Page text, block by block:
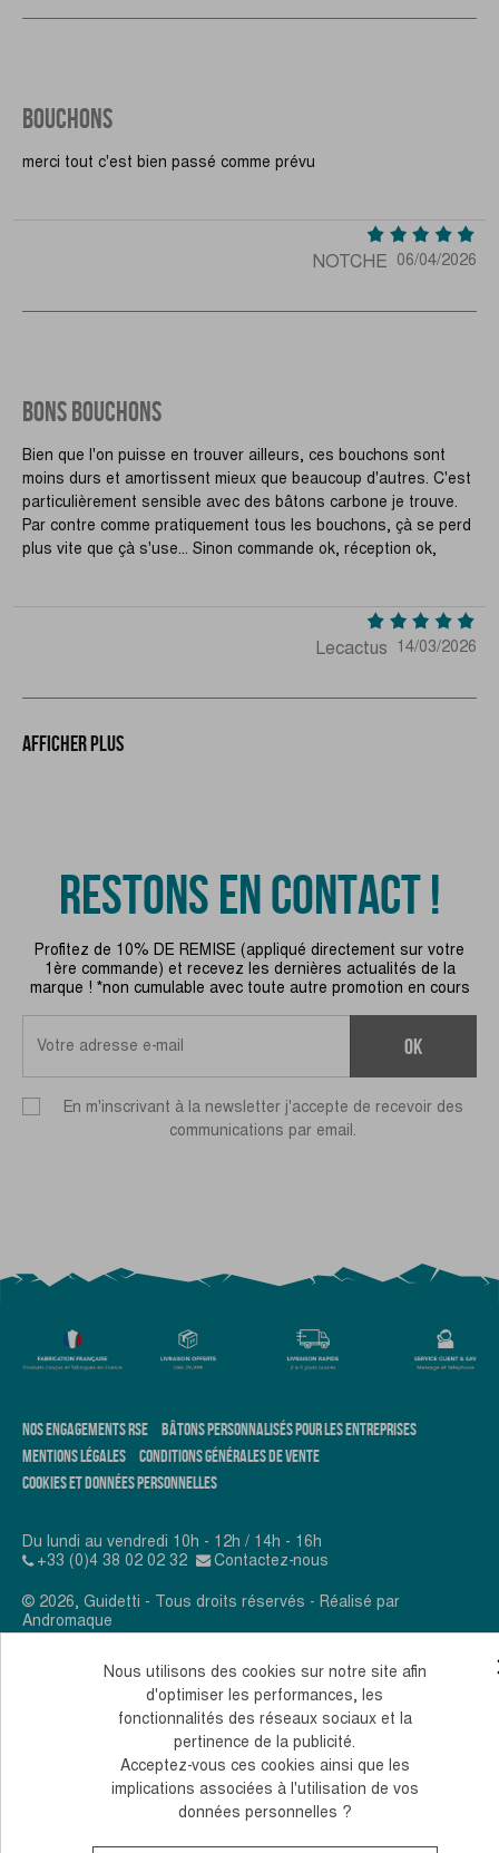
BOUCHONS
merci tout c'est bien passé comme prévu
NOTCHE 06/04/2026
BONS BOUCHONS
Bien que l'on puisse en trouver ailleurs, ces bouchons sont
moins durs et amortissent mieux que beaucoup d'autres. C'est
particulièrement sensible avec des bâtons carbone je trouve.
Par contre comme pratiquement tous les bouchons, çà se perd
plus vite que çà s'use... Sinon commande ok, réception ok,
Lecactus 14/03/2026
Afficher plus
RESTONS EN CONTACT !
Profitez de 10% DE REMISE (appliqué directement sur votre
1ère commande) et recevez les dernières actualités de la
marque ! *non cumulable avec toute autre promotion en cours
ok
En m'inscrivant à la newsletter j'accepte de recevoir des
communications par email.
NOS ENGAGEMENTS RSE
BÂTONS PERSONNALISÉS POUR LES ENTREPRISES
MENTIONS LÉGALES
CONDITIONS GÉNÉRALES DE VENTE
COOKIES ET DONNÉES PERSONNELLES
Du lundi au vendredi 10h - 12h / 14h - 16h
+33 (0)4 38 02 02 32
Contactez-nous
© 2026, Guidetti - Tous droits réservés - Réalisé par
Andromaque
Nous utilisons des cookies sur notre site afin
d'optimiser les performances, les
fonctionnalités des réseaux sociaux et la
pertinence de la publicité.
Acceptez-vous ces cookies ainsi que les
implications associées à l'utilisation de vos
données personnelles ?